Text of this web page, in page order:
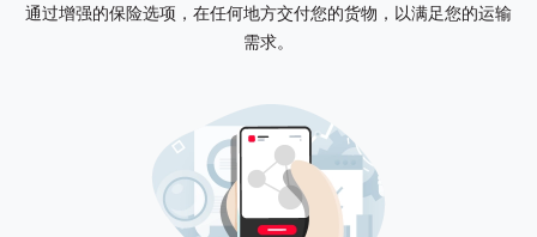
通过增强的保险选项，在任何地方交付您的货物，以满足您的运输
需求。